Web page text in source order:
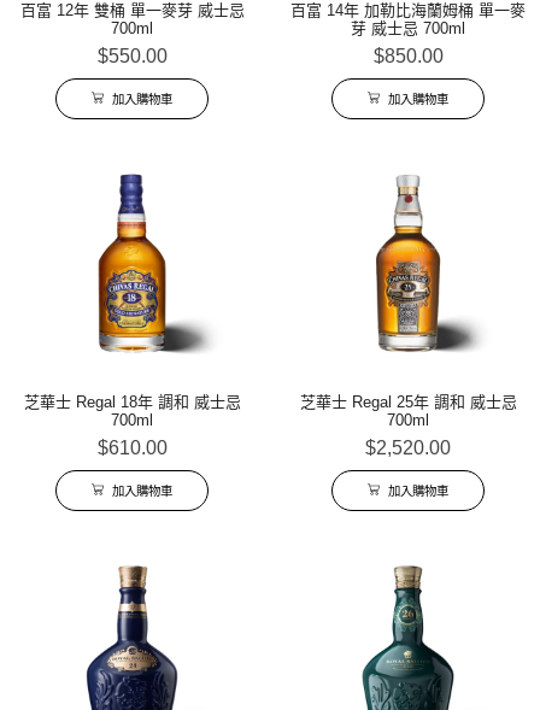
百富 12年 雙桶 單一麥芽 威士忌
700ml
$550.00
加入購物車
百富 14年 加勒比海蘭姆桶 單一麥
芽 威士忌 700ml
$850.00
加入購物車
芝華士 Regal 18年 調和 威士忌
700ml
$610.00
加入購物車
芝華士 Regal 25年 調和 威士忌
700ml
$2,520.00
加入購物車